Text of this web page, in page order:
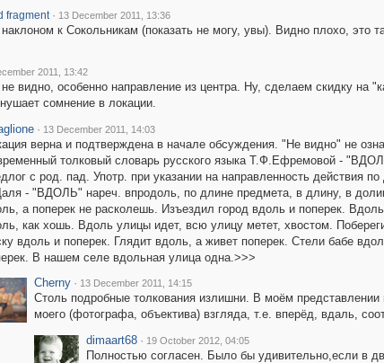
fragment · 13 December 2011, 13:36
к Сокольникам (показать не могу, увы). Видно плохо, это
2011, 13:42
не видно, особенно направление из центра. Ну, сделаем скидку на
сомнение в локации.
· 13 December 2011, 14:03
верна и подтверждена в начале обсуждения. "Не видно" не
толковый словарь русского языка Т.Ф.Ефремовой -
с род. пад. Употр. при указании на направленность действия
- "ВДОЛЬ" нареч. впродоль, по длине предмета, в длину, в
а поперек не расколешь. Изъездил город вдоль и поперек.
как хошь. Вдоль улицы идет, всю улицу метет, хвостом.
вдоль и поперек. Глядит вдоль, а живет поперек. Стели бабе
В нашем селе вдольная улица одна.>>>
Cherny · 13 December 2011, 14:15
Столь подробные толкования излишни. В моём
моего (фотографа, объектива) взгляда, т.е. вперёд, вдаль,
dimaart68 · 19 October 2012, 04:05
Полностью согласен. Было бы удивительно,если в